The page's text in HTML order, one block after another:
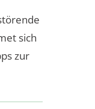
sich
zur